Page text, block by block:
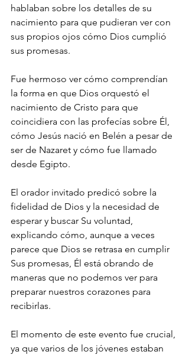
hablaban sobre los detalles de su
nacimiento para que pudieran ver con
sus propios ojos cómo Dios cumplió
sus promesas.
Fue hermoso ver cómo comprendían
la forma en que Dios orquestó el
nacimiento de Cristo para que
coincidiera con las profecías sobre Él,
cómo Jesús nació en Belén a pesar de
ser de Nazaret y cómo fue llamado
desde Egipto.
El orador invitado predicó sobre la
fidelidad de Dios y la necesidad de
esperar y buscar Su voluntad,
explicando cómo, aunque a veces
parece que Dios se retrasa en cumplir
Sus promesas, Él está obrando de
maneras que no podemos ver para
preparar nuestros corazones para
recibirlas.
El momento de este evento fue crucial,
ya que varios de los jóvenes estaban